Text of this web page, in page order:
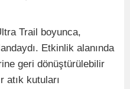
Trail boyunca,
Etkinlik alanında
geri dönüştürülebilir
atık kutuları